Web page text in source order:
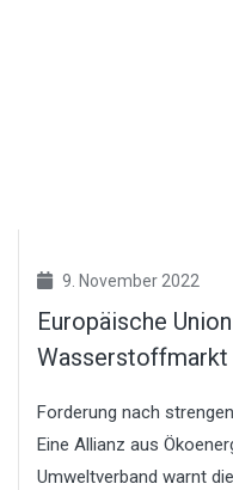
9. November 2022
Europäische
Wasserstoffmarkt
Forderung nach
Eine Allianz aus
Umweltverband warnt